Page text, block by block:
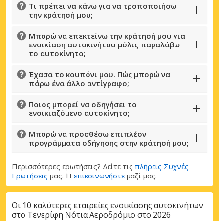
Τι πρέπει να κάνω για να τροποποιήσω
την κράτησή μου;
Μπορώ να επεκτείνω την κράτησή μου για
ενοικίαση αυτοκινήτου μόλις παραλάβω
το αυτοκίνητο;
Έχασα το κουπόνι μου. Πώς μπορώ να
πάρω ένα άλλο αντίγραφο;
Ποιος μπορεί να οδηγήσει το
ενοικιαζόμενο αυτοκίνητο;
Μπορώ να προσθέσω επιπλέον
προγράμματα οδήγησης στην κράτησή μου;
Περισσότερες ερωτήσεις? Δείτε τις πλήρεις Συχνές
Ερωτήσεις μας. Ή επικοινωνήστε μαζί μας.
Οι 10 καλύτερες εταιρείες ενοικίασης αυτοκινήτων
στο Τενερίφη Νότια Αεροδρόμιο στο 2026